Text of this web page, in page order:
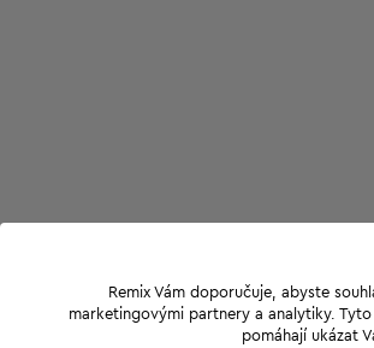
Remix Vám doporučuje, abyste
marketingovými partnery a analytiky.
pomáhají ukázat